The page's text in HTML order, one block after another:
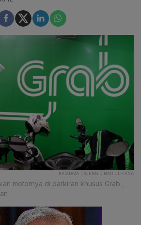
KATADATA | AJENG DINAR ULFIANA
motornya di parkiran khusus Grab ,